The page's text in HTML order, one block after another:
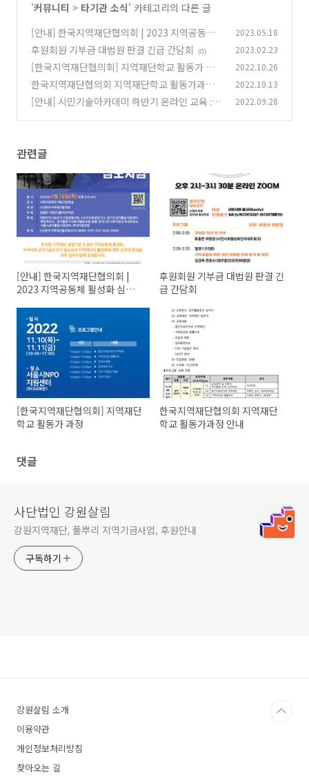
'커뮤니티 > 타기관 소식' 카테고리의 다른 글
[안내] 한국지역재단협의회 | 2023 지역공동체
활성화 심포지엄
(0)
2023.05.18
후원회원 기부금 대법원 판결 긴급 간담회 (0) 2023.02.23
[한국지역재단협의회] 지역재단학교 활동가 과
정
(0)
2022.10.26
한국지역재단협의회 지역재단학교 활동가과정
안내 (0)
2022.10.13
[안내] 시민기술아카데미 하반기 온라인 교육 : 노
2022.09.28
관련글
[안내] 한국지역재단협의회 |
2023 지역공동체 활성화 심포
후원회원 기부금 대법원 판결 긴
급 간담회
[한국지역재단협의회] 지역재단
학교 활동가 과정
한국지역재단협의회 지역재단
학교 활동가과정 안내
댓글
사단법인 강원살림
강원지역재단, 풀뿌리 지역기금사업, 후원안내
구독하기
강원살림 소개
이용약관
개인정보처리방침
찾아오는 길